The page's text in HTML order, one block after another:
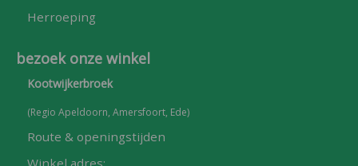
Herroeping
bezoek onze winkel
Kootwijkerbroek
(Regio Apeldoorn, Amersfoort, Ede)
Route & openingstijden